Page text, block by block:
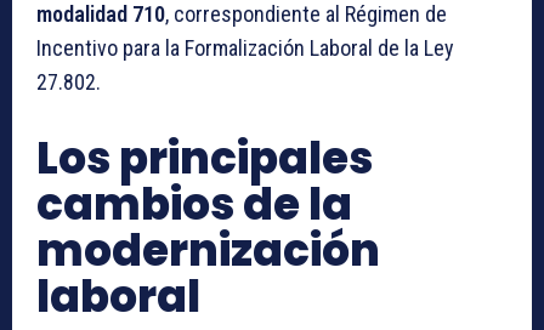
modalidad 710, correspondiente al Régimen de
Incentivo para la Formalización Laboral de la Ley
27.802.
Los principales
cambios de la
modernización
laboral